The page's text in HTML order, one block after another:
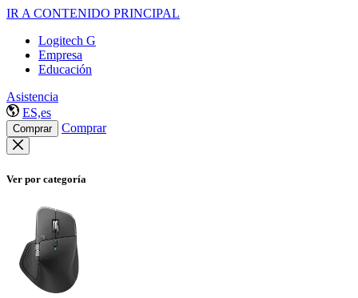
IR A CONTENIDO PRINCIPAL
Logitech G
Empresa
Educación
Asistencia
ES,es
Comprar Comprar
Ver por categoría